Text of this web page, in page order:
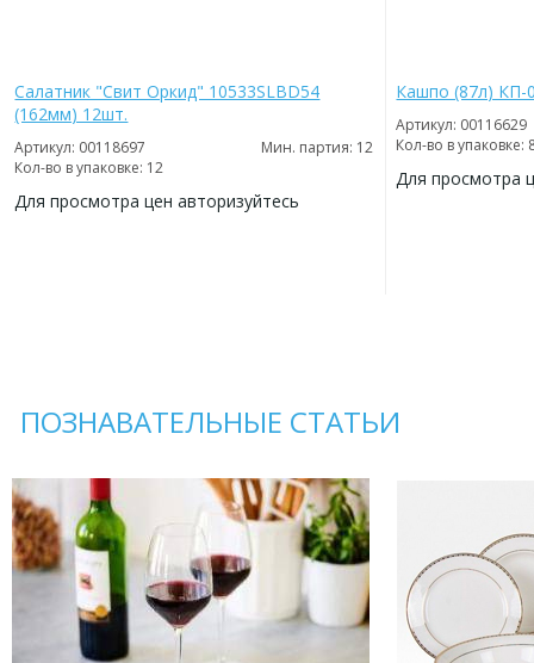
Салатник "Свит Оркид" 10533SLBD54
(162мм) 12шт.
Артикул: 00118697
Мин. партия: 12
Кол-во в упаковке: 12
Для просмотра цен авторизуйтесь
Кашпо (87л) КП-
Артикул: 00116629
Кол-во в упаковке:
Для просмотра
ПОЗНАВАТЕЛЬНЫЕ СТАТЬИ